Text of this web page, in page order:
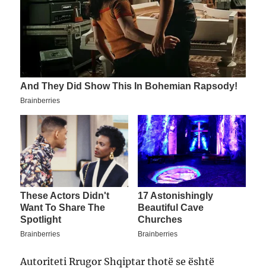
Autoriteti Rrugor Shqiptar thotë se është